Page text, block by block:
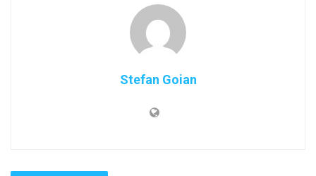
Stefan Goian